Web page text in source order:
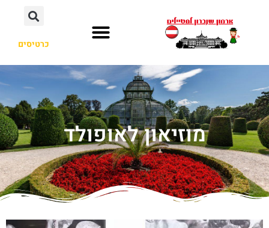
כרטיסים
מוזיאון לאופולד